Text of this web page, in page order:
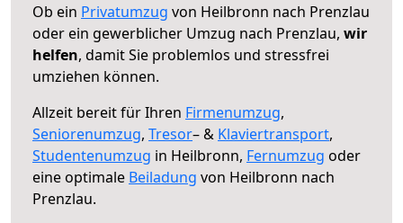
Ob ein Privatumzug von Heilbronn nach Prenzlau
oder ein gewerblicher Umzug nach Prenzlau, wir
helfen, damit Sie problemlos und stressfrei
umziehen können.
Allzeit bereit für Ihren Firmenumzug,
Seniorenumzug, Tresor– & Klaviertransport,
Studentenumzug in Heilbronn, Fernumzug oder
eine optimale Beiladung von Heilbronn nach
Prenzlau.